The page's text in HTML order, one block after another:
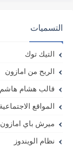
التسميات
التيك توك
الربح من امازون
قالب هشام هاشم
المواقع الاجتماعية
ميرش باي امازون
نظام الويندوز